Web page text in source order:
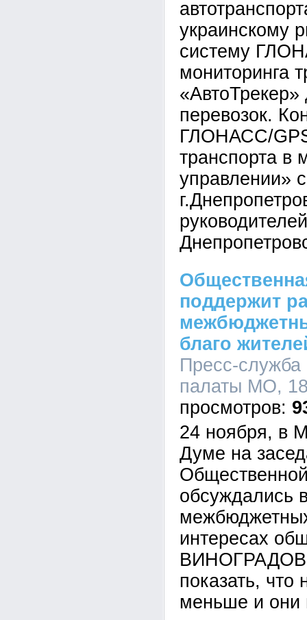
украинскому
систему
мониторинга
перевозок.
ГЛОНАСС/
транспорта в
управлении»
поддержит
благо
Пресс-
палаты МО,
24 ноября, в
Думе на
обсуждались
интересах
ВИНОГРАДОВ
показать, что
меньше и они